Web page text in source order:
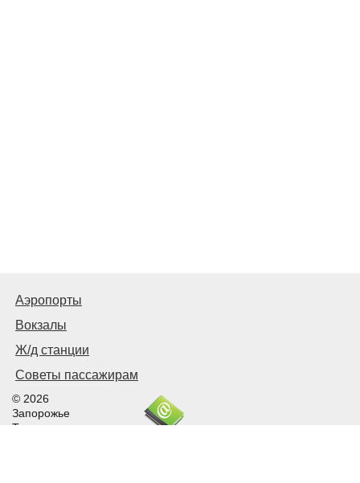
Аэропорты
Вокзалы
Ж/д станции
Советы пассажирам
© 2026
Запорожье
Транспортное